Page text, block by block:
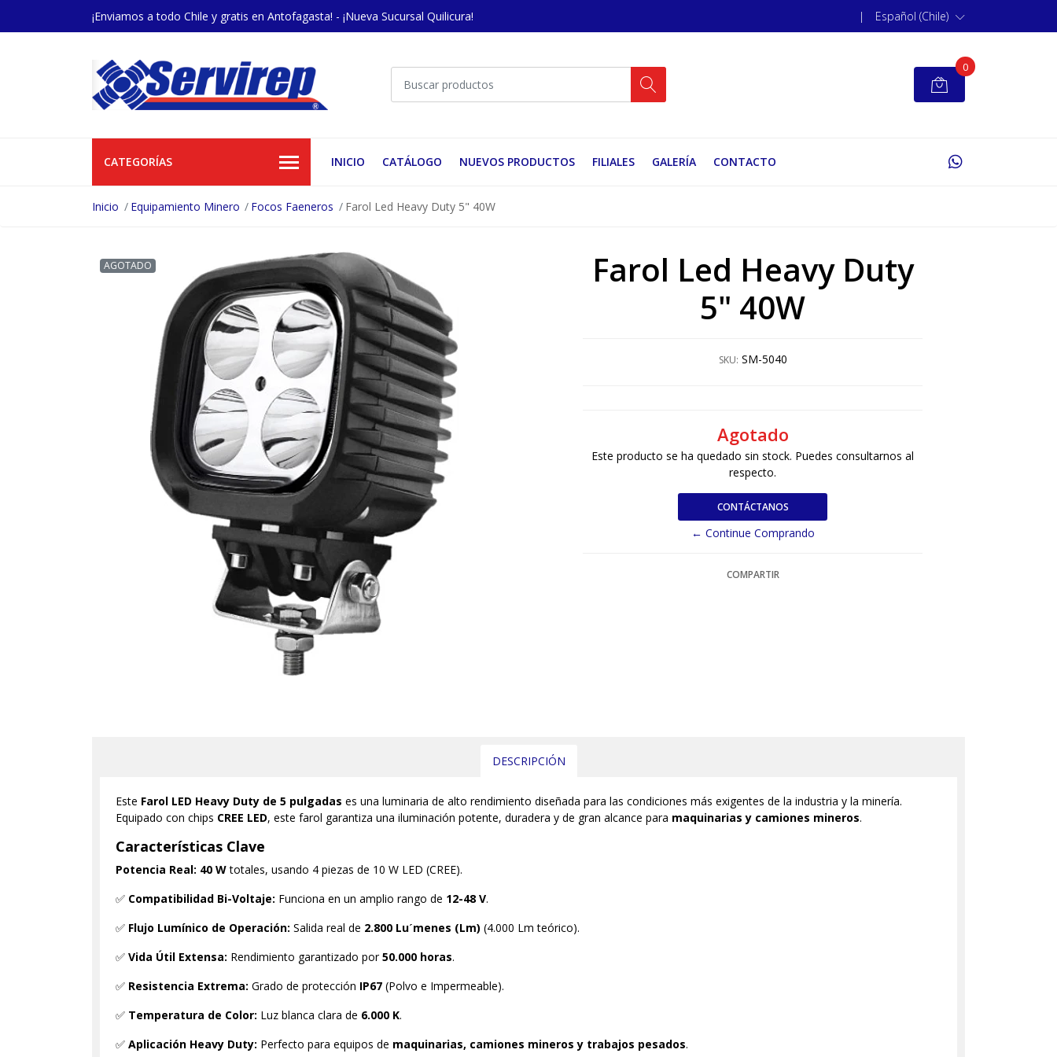
¡Enviamos a todo Chile y gratis en Antofagasta! - ¡Nueva Sucursal Quilicura! | Español (Chile)
0
CATEGORÍAS INICIO CATÁLOGO NUEVOS PRODUCTOS FILIALES GALERÍA CONTACTO
Inicio Equipamiento Minero Focos Faeneros Farol Led Heavy Duty 5" 40W
AGOTADO
Farol Led Heavy Duty
5" 40W
SKU: SM-5040
Agotado
Este producto se ha quedado sin stock. Puedes consultarnos al
respecto.
CONTÁCTANOS
← Continue Comprando
COMPARTIR
DESCRIPCIÓN
Este Farol LED Heavy Duty de 5 pulgadas es una luminaria de alto rendimiento diseñada para las condiciones más exigentes de la industria y la minería.
Equipado con chips CREE LED, este farol garantiza una iluminación potente, duradera y de gran alcance para maquinarias y camiones mineros.
Características Clave
Potencia Real: 40 Wtotales, usando 4 piezas de 10 W LED (CREE).
✅ Compatibilidad Bi-Voltaje: Funciona en un amplio rango de 12-48 V.
✅ Flujo Lumínico de Operación: Salida real de 2.800 Luˊmenes (Lm) (4.000 Lm teórico).
✅ Vida Útil Extensa: Rendimiento garantizado por50.000 horas.
✅ Resistencia Extrema: Grado de protección IP67 (Polvo e Impermeable).
✅ Temperatura de Color: Luz blanca clara de 6.000 K.
✅ Aplicación Heavy Duty: Perfecto para equipos de maquinarias, camiones mineros y trabajos pesados.